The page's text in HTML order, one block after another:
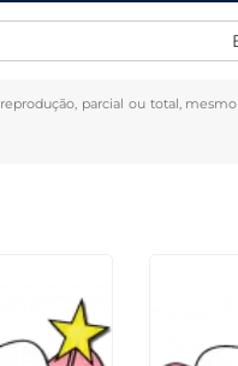
parcial ou total,